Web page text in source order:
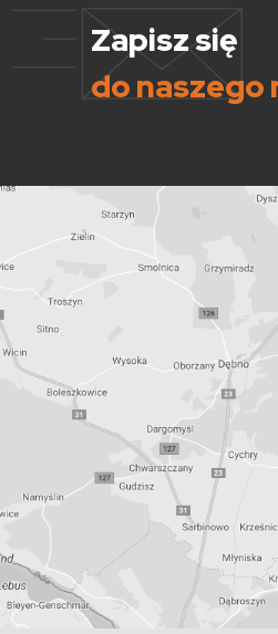
Zapisz się
do